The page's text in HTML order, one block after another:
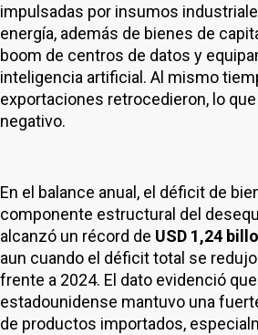
impulsadas por insumos
energía, además de bienes de
boom de centros de datos y
inteligencia artificial. Al mismo
exportaciones retrocedieron, lo
negativo.
En el balance anual, el déficit de
componente estructural del
alcanzó un récord de USD 1,24
aun cuando el déficit total se
frente a 2024. El dato evidenció
estadounidense mantuvo una
de productos importados,